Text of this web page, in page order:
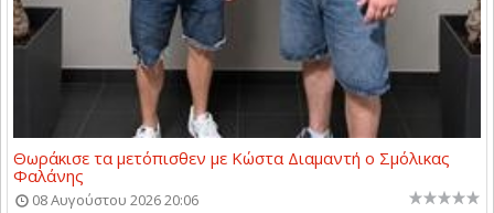
Θωράκισε τα μετόπισθεν με Κώστα Διαμαντή ο Σμόλικας
Φαλάνης
08 Αυγούστου 2026 20:06